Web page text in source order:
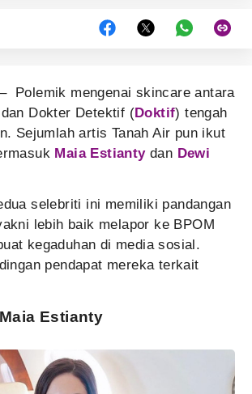
– Polemik mengenai skincare antara
Dokter Detektif (Doktif) tengah
Sejumlah artis Tanah Air pun ikut
Maia Estiantydan Dewi
selebriti ini memiliki pandangan
lebih baik melapor ke BPOM
kegaduhan di media sosial.
pendapat mereka terkait
Estianty